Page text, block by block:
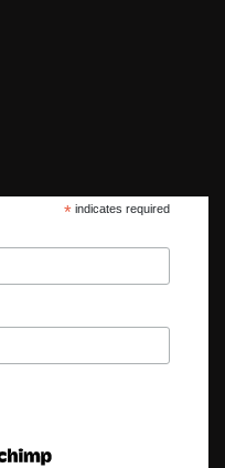
*indicates required